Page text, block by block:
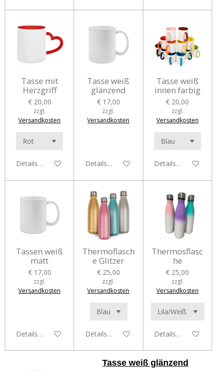
Tasse mit
Herzgriff
€ 20,00
zzgl.
Versandkosten
Details anzeigen
Tasse weiß
glänzend
€ 17,00
zzgl.
Versandkosten
Details anzeigen
Tasse weiß
innen farbig
€ 20,00
zzgl.
Versandkosten
Details anzeigen
Tassen weiß
matt
€ 17,00
zzgl.
Versandkosten
Details anzeigen
Thermoflasch
e Glitzer
€ 25,00
zzgl.
Versandkosten
Details anzeigen
Thermosflasc
he
€ 25,00
zzgl.
Versandkosten
Details anzeigen
Tasse weiß glänzend